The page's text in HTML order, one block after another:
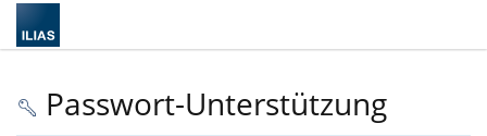
Passwort-Unterstützung